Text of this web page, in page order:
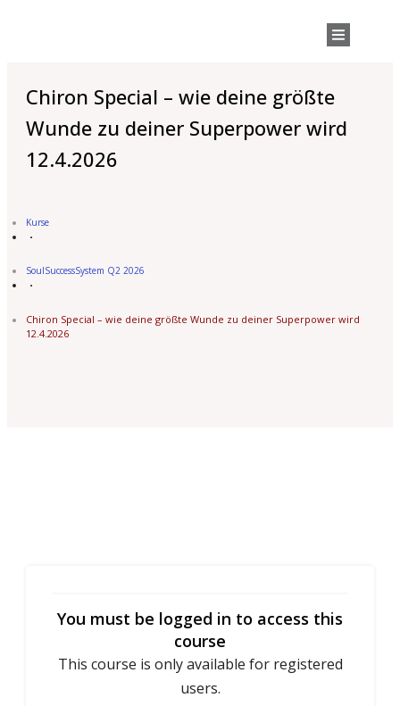
Chiron Special – wie deine größte
Wunde zu deiner Superpower wird
12.4.2026
Kurse
SoulSuccessSystem Q2 2026
Chiron Special – wie deine größte Wunde zu deiner Superpower wird
12.4.2026
You must be logged in to access this
course
This course is only available for registered
users.